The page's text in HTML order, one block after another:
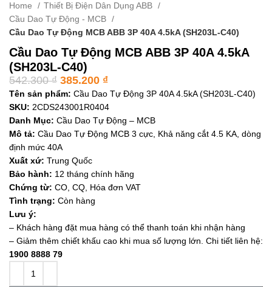
Home
Thiết Bị Điện Dân Dụng ABB
Cầu Dao Tự Động - MCB
Cầu Dao Tự Động MCB ABB 3P 40A 4.5kA (SH203L-C40)
Cầu Dao Tự Động MCB ABB 3P 40A 4.5kA
(SH203L-C40)
542.300₫ 385.200 ₫
Tên sản phẩm: Cầu Dao Tự Động 3P 40A 4.5kA (SH203L-C40)
SKU: 2CDS243001R0404
Danh Mục: Cầu Dao Tự Động – MCB
Mô tả: Cầu Dao Tự Động MCB 3 cực, Khả năng cắt 4.5 KA, dòng
định mức 40A
Xuất xứ: Trung Quốc
Bảo hành: 12 tháng chính hãng
Chứng từ: CO, CQ, Hóa đơn VAT
Tình trạng: Còn hàng
Lưu ý:
– Khách hàng đặt mua hàng có thể thanh toán khi nhận hàng
– Giảm thêm chiết khấu cao khi mua số lượng lớn. Chi tiết liên hệ:
1900 8888 79